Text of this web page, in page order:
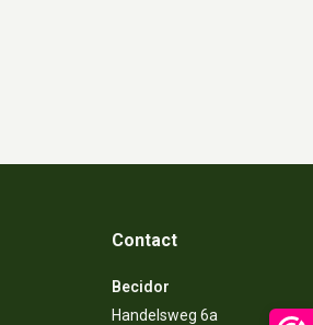
Contact
Becidor
Handelsweg 6a